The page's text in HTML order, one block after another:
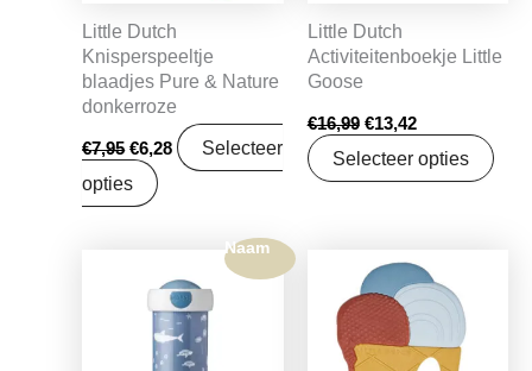
Little Dutch
Knisperspeeltje
blaadjes Pure & Nature
donkerroze
€7,95 €6,28
Selecteer
opties
Little Dutch
Activiteitenboekje Little
Goose
€16,99 €13,42
Selecteer opties
Naam
Oorspronkelijke
prijs
was:
€8,99.
Huidige
prijs
is:
€7,50.